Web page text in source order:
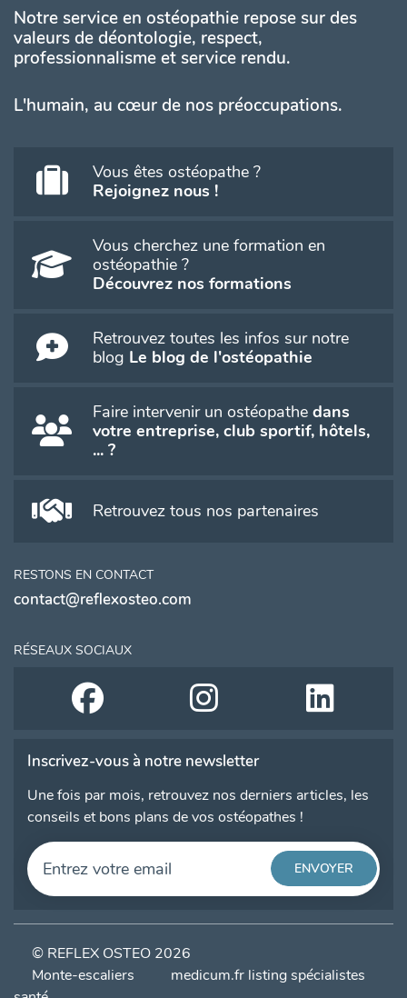
Notre service en ostéopathie repose sur des
valeurs de déontologie, respect,
professionnalisme et service rendu.
L'humain, au cœur de nos préoccupations.
Vous êtes ostéopathe ?
Rejoignez nous !
Vous cherchez une formation en
ostéopathie ?
Découvrez nos formations
Retrouvez toutes les infos sur notre
blog Le blog de l'ostéopathie
Faire intervenir un ostéopathe dans
votre entreprise, club sportif, hôtels,
... ?
Retrouvez tous nos partenaires
RESTONS EN CONTACT
contact@reflexosteo.com
RÉSEAUX SOCIAUX
Inscrivez-vous à notre newsletter
Une fois par mois, retrouvez nos derniers articles, les
conseils et bons plans de vos ostéopathes !
© REFLEX OSTEO 2026
Monte-escaliers
medicum.fr listing spécialistes